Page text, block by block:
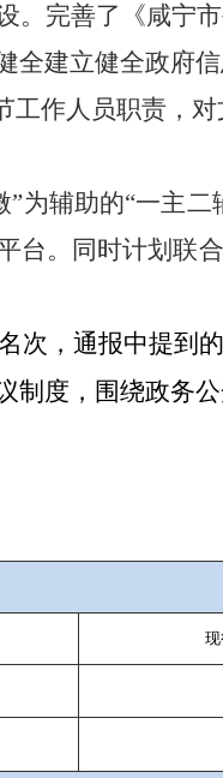
。 完善了《咸宁
全建立健全政府
工作人员职责，
为辅助的“一主二
台。同时计划联
次，通报中提到
制度，围绕政务